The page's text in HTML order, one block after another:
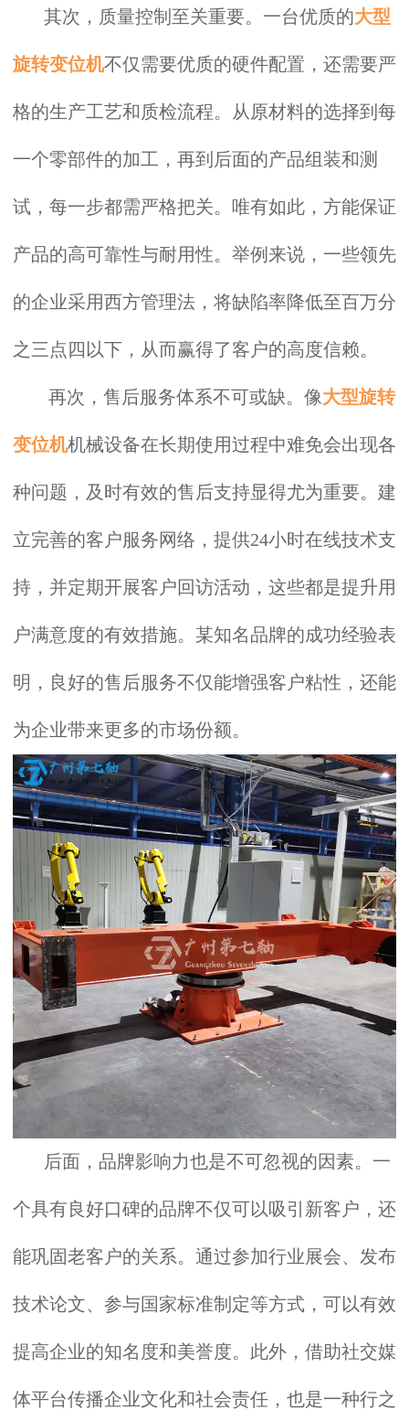
其次，质量控制至关重要。一台优质的大型
旋转变位机不仅需要优质的硬件配置，还需要严
格的生产工艺和质检流程。从原材料的选择到每
一个零部件的加工，再到后面的产品组装和测
试，每一步都需严格把关。唯有如此，方能保证
产品的高可靠性与耐用性。举例来说，一些领先
的企业采用西方管理法，将缺陷率降低至百万分
之三点四以下，从而赢得了客户的高度信赖。
再次，售后服务体系不可或缺。像大型旋转
变位机机械设备在长期使用过程中难免会出现各
种问题，及时有效的售后支持显得尤为重要。建
立完善的客户服务网络，提供24小时在线技术支
持，并定期开展客户回访活动，这些都是提升用
户满意度的有效措施。某知名品牌的成功经验表
明，良好的售后服务不仅能增强客户粘性，还能
为企业带来更多的市场份额。
后面，品牌影响力也是不可忽视的因素。一
个具有良好口碑的品牌不仅可以吸引新客户，还
能巩固老客户的关系。通过参加行业展会、发布
技术论文、参与国家标准制定等方式，可以有效
提高企业的知名度和美誉度。此外，借助社交媒
体平台传播企业文化和社会责任，也是一种行之